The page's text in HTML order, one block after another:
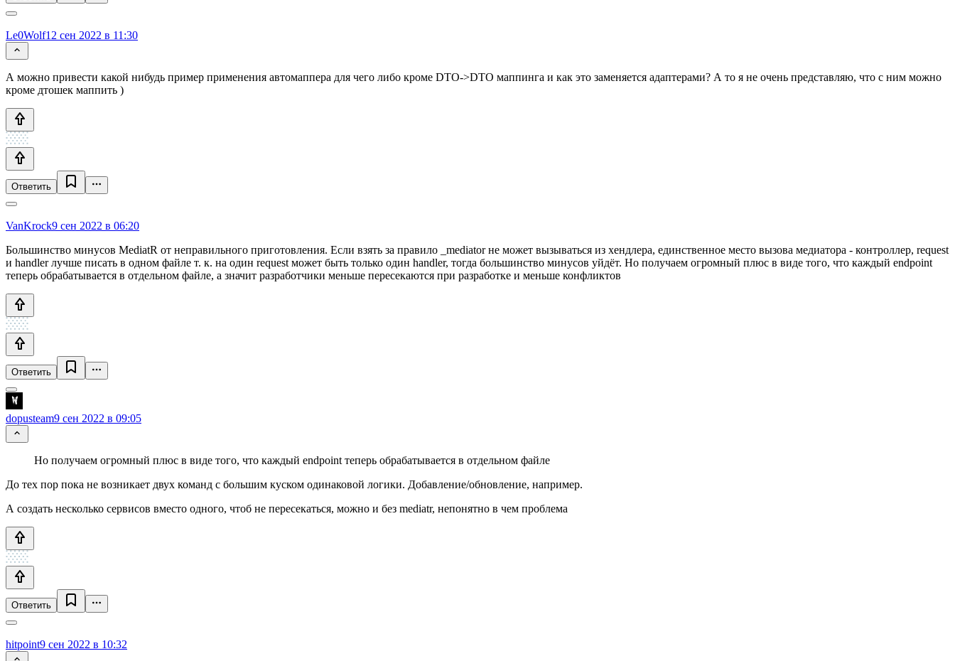
Le0Wolf12 сен 2022 в 11:30
А можно привести какой нибудь пример применения автомаппера для чего либо кроме DTO->DTO маппинга и как это заменяется адаптерами? А то я не очень представляю, что с ним можно
кроме дтошек маппить )
Ответить
VanKrock9 сен 2022 в 06:20
Большинство минусов MediatR от неправильного приготовления. Если взять за правило _mediator не может вызываться из хендлера, единственное место вызова медиатора - контроллер, request
и handler лучше писать в одном файле т. к. на один request может быть только один handler, тогда большинство минусов уйдёт. Но получаем огромный плюс в виде того, что каждый endpoint
теперь обрабатывается в отдельном файле, а значит разработчики меньше пересекаются при разработке и меньше конфликтов
Ответить
dopusteam9 сен 2022 в 09:05
Но получаем огромный плюс в виде того, что каждый endpoint теперь обрабатывается в отдельном файле
До тех пор пока не возникает двух команд с большим куском одинаковой логики. Добавление/обновление, например.
А создать несколько сервисов вместо одного, чтоб не пересекаться, можно и без mediatr, непонятно в чем проблема
Ответить
hitpoint9 сен 2022 в 10:32